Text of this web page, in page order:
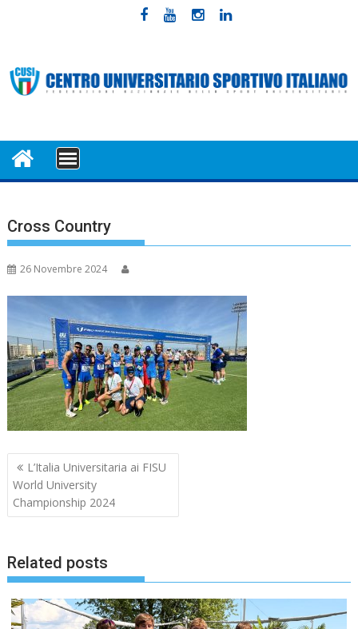
MENU
Cross Country
26 Novembre 2024
Navigazione
articoli
L’Italia Universitaria ai FISU
World University
Championship 2024
Related posts